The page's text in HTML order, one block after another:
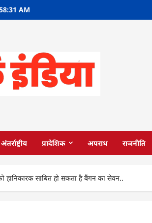
AM
अंतर्राष्ट्रीय प्रादेशिक अपराध राजनीति
हानिकारक साबित हो सकता है बैंगन का सेवन..